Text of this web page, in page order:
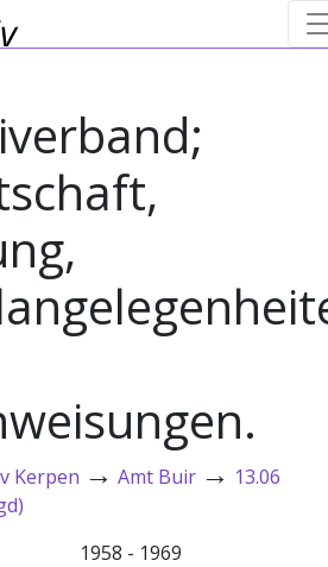
Kerpen → Amt Buir → 13.06
1958 - 1969